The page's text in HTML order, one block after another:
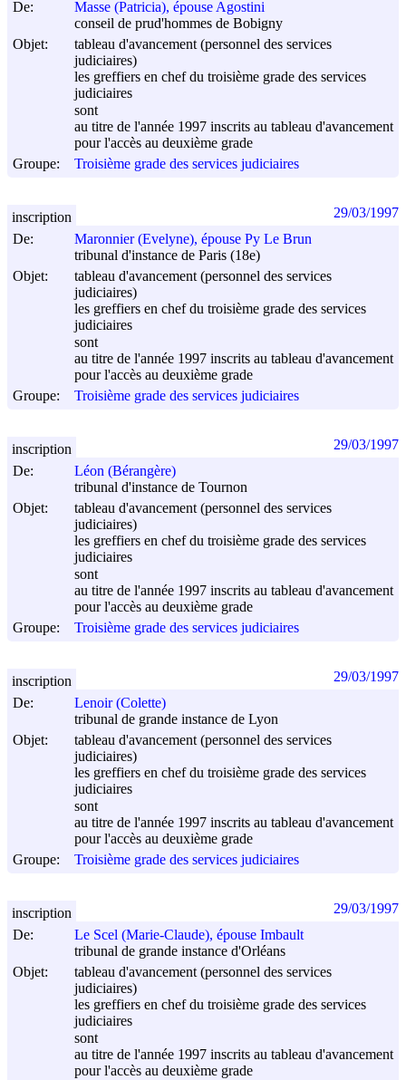
De:
Masse (Patricia), épouse Agostini
conseil de prud'hommes de Bobigny
Objet:
tableau d'avancement (personnel des services
judiciaires)
les greffiers en chef du troisième grade des services
judiciaires
sont
au titre de l'année 1997 inscrits au tableau d'avancement
pour l'accès au deuxième grade
Groupe:
Troisième grade des services judiciaires
De:
Maronnier (Evelyne), épouse Py Le Brun
tribunal d'instance de Paris (18e)
Objet:
tableau d'avancement (personnel des services
judiciaires)
les greffiers en chef du troisième grade des services
judiciaires
sont
au titre de l'année 1997 inscrits au tableau d'avancement
pour l'accès au deuxième grade
Groupe:
Troisième grade des services judiciaires
inscription 29/03/1997
De:
Léon (Bérangère)
tribunal d'instance de Tournon
Objet:
tableau d'avancement (personnel des services
judiciaires)
les greffiers en chef du troisième grade des services
judiciaires
sont
au titre de l'année 1997 inscrits au tableau d'avancement
pour l'accès au deuxième grade
Groupe:
Troisième grade des services judiciaires
inscription 29/03/1997
De:
Lenoir (Colette)
tribunal de grande instance de Lyon
Objet:
tableau d'avancement (personnel des services
judiciaires)
les greffiers en chef du troisième grade des services
judiciaires
sont
au titre de l'année 1997 inscrits au tableau d'avancement
pour l'accès au deuxième grade
Groupe:
Troisième grade des services judiciaires
inscription 29/03/1997
De:
Le Scel (Marie-Claude), épouse Imbault
tribunal de grande instance d'Orléans
Objet:
tableau d'avancement (personnel des services
judiciaires)
les greffiers en chef du troisième grade des services
judiciaires
sont
au titre de l'année 1997 inscrits au tableau d'avancement
pour l'accès au deuxième grade
inscription 29/03/1997